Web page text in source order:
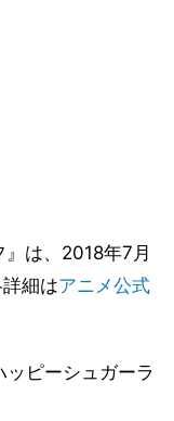
は、2018年7月
細はアニメ公式
ピーシュガーラ